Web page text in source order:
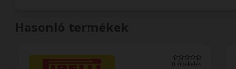
Hasonló termékek
0 értékelés